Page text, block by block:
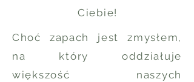
Ciebie!
Choć zapach jest zmysłem,
na który oddziałuje
większość naszych